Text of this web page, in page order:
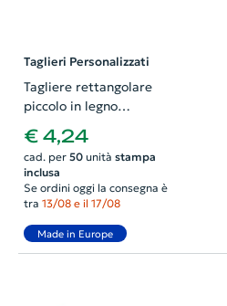
Taglieri Personalizzati
Tagliere rettangolare
piccolo in legno
22X12X1,2CM
€ 4,24
cad. per 50unità stampa
inclusa
Se ordini oggi la consegna è
tra 13/08 e il 17/08
Made in Europe